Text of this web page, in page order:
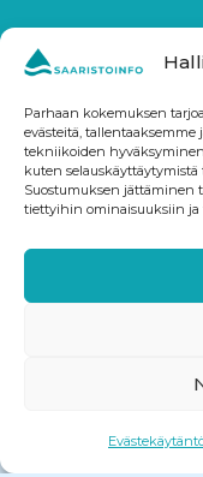
Parhaan kokemuksen
evästeitä,
tekniikoiden
kuten
Suostumuksen jättäminen
tiettyihin ominaisuuksiin
FOLLOW